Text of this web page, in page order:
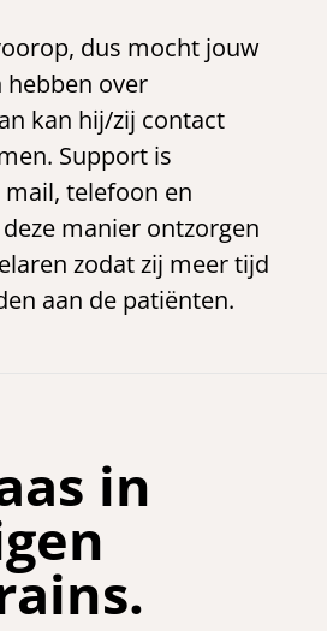
dus mocht jouw
hebben over
kan hij/zij contact
Support is
telefoon en
manier ontzorgen
zodat zij meer tijd
aan de patiënten.
in